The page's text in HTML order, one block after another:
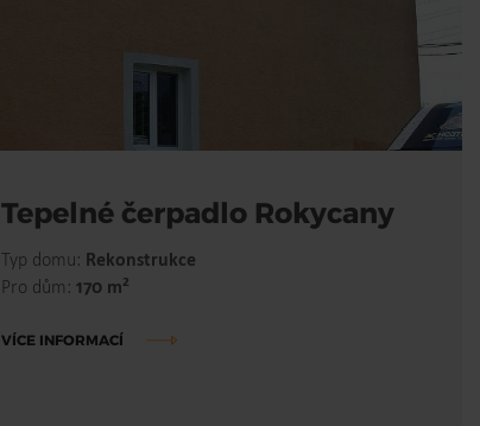
Tepelné čerpadlo Rokycany
Typ domu: Rekonstrukce
Pro dům: 170 m2
VÍCE INFORMACÍ